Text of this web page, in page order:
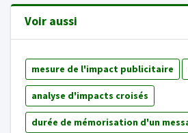
Voir aussi
mesure de l'impact publicitaire
analyse d'impacts croisés
durée de mémorisation d'un